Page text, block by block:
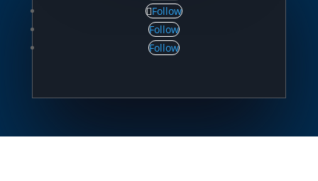
Follow
Follow
Follow